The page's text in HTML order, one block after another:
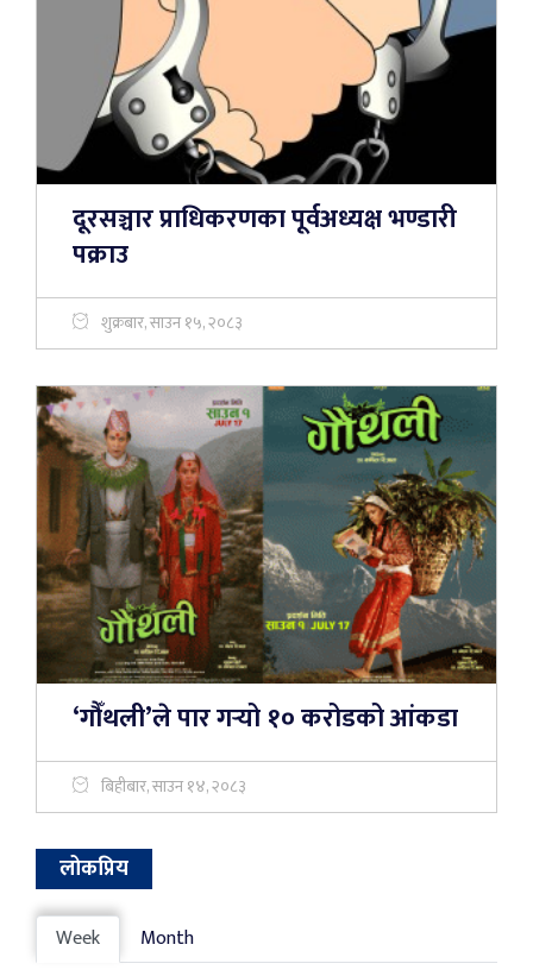
दूरसञ्चार प्राधिकरणका पूर्वअध्यक्ष भण्डारी
पक्राउ
शुक्रबार, साउन १५, २०८३
‘गौँथली’ले पार गर्‍यो १० करोडको आंकडा
बिहीबार, साउन १४, २०८३
लोकप्रिय
Week Month